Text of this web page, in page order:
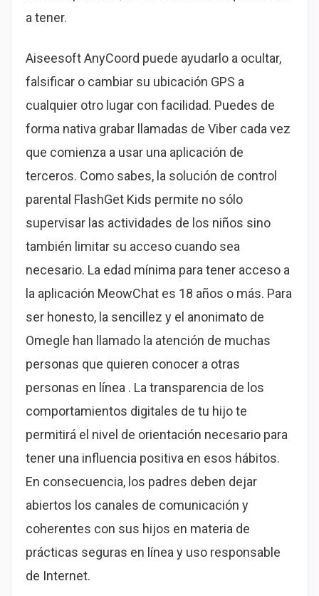
a tener.
Aiseesoft AnyCoord puede ayudarlo a ocultar,
falsificar o cambiar su ubicación GPS a
cualquier otro lugar con facilidad. Puedes de
forma nativa grabar llamadas de Viber cada vez
que comienza a usar una aplicación de
terceros. Como sabes, la solución de control
parental FlashGet Kids permite no sólo
supervisar las actividades de los niños sino
también limitar su acceso cuando sea
necesario. La edad mínima para tener acceso a
la aplicación MeowChat es 18 años o más. Para
ser honesto, la sencillez y el anonimato de
Omegle han llamado la atención de muchas
personas que quieren conocer a otras
personas en línea . La transparencia de los
comportamientos digitales de tu hijo te
permitirá el nivel de orientación necesario para
tener una influencia positiva en esos hábitos.
En consecuencia, los padres deben dejar
abiertos los canales de comunicación y
coherentes con sus hijos en materia de
prácticas seguras en línea y uso responsable
de Internet.